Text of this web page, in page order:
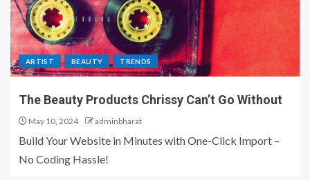
ARTIST BEAUTY TRENDS
The Beauty Products Chrissy Can’t Go Without
May 10, 2024 adminbharat
Build Your Website in Minutes with One-Click Import –
No Coding Hassle!